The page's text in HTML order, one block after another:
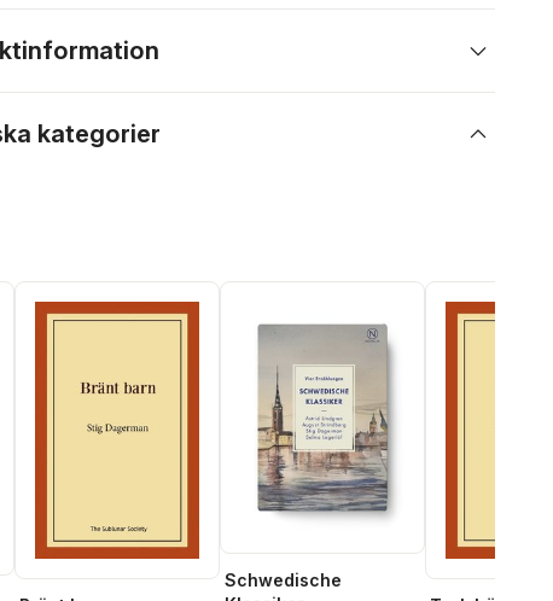
kategorier
Schwedische